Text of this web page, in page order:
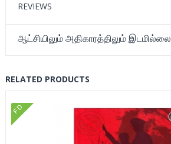
REVIEWS
ஆட்சியிலும் அதிகாரத்திலும் இடமில்லை
RELATED PRODUCTS
FD